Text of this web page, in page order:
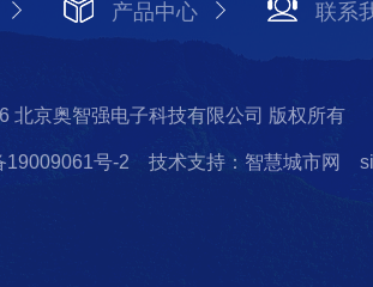
产品中心 联系
北京奥智强电子科技有限公司 版权所有
19009061号-2 技术支持：智慧城市网